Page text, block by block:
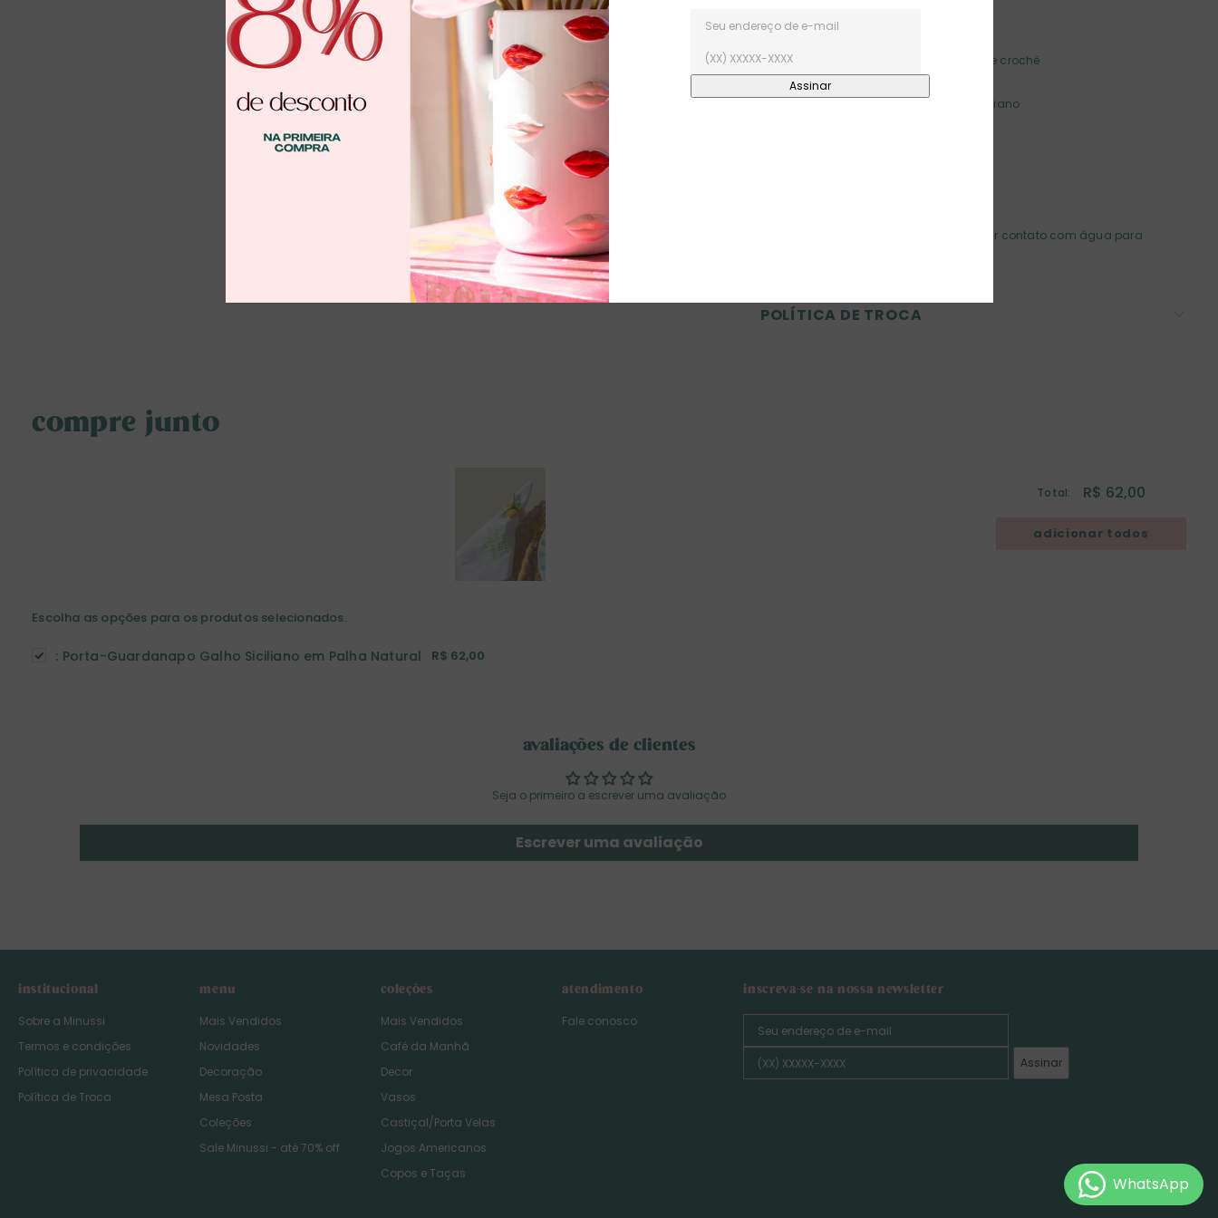
Feito à mão com palha trançada e crochê
Enfeite com flor, folhas e limão siciliano
Limpar com pano seco. Evitar contato com água para
POLÍTICA DE TROCA
compre junto
Escolha as opções para os produtos selecionados.
: Porta-Guardanapo Galho Siciliano em Palha Natural R$ 62,00
Total: R$ 62,00
avaliações de clientes
Seja o primeiro a escrever uma avaliação
Escrever uma avaliação
institucional
Sobre a Minussi
Termos e condições
Política de privacidade
Política de Troca
menu
Mais Vendidos
Novidades
Decoração
Mesa Posta
Coleções
Sale Minussi - até 70% off
coleções
Mais Vendidos
Café da Manhã
Decor
Vasos
Castiçal/Porta Velas
Jogos Americanos
Copos e Taças
atendimento
Fale conosco
inscreva-se na nossa newsletter